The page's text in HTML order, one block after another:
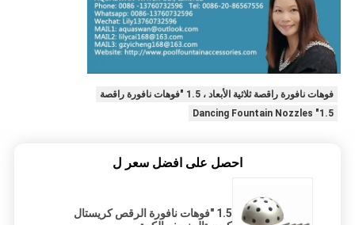
فوهات نافورة راقصة ثلاثية الأبعاد ، 1.5 "فوهات نافورة راقصة
1.5" Dancing Fountain Nozzles
احصل على افضل سعر ل
1.5 "فوهات نافورة الرقص كريستال